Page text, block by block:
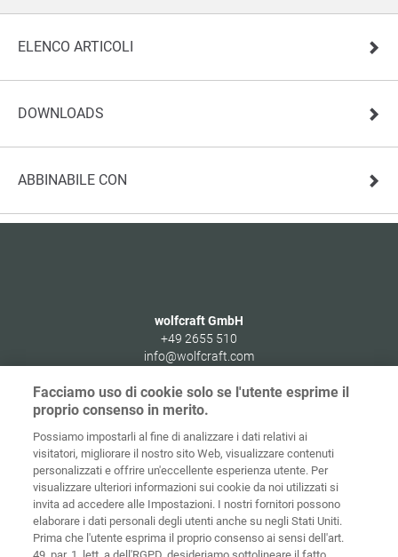
ELENCO ARTICOLI
DOWNLOADS
ABBINABILE CON
wolfcraft GmbH
+49 2655 510
info@wolfcraft.com
Wolffstraße 1
56746 Kempenich
Germany
Home Contatti Colofone Tutela dei dati
Politiche sui
Facciamo uso di cookie solo se l'utente esprime il
proprio consenso in merito.
Possiamo impostarli al fine di analizzare i dati relativi ai
visitatori, migliorare il nostro sito Web, visualizzare contenuti
personalizzati e offrire un'eccellente esperienza utente. Per
visualizzare ulteriori informazioni sui cookie da noi utilizzati si
invita ad accedere alle Impostazioni. I nostri fornitori possono
elaborare i dati personali degli utenti anche su negli Stati Uniti.
Prima che l'utente esprima il proprio consenso ai sensi dell'art.